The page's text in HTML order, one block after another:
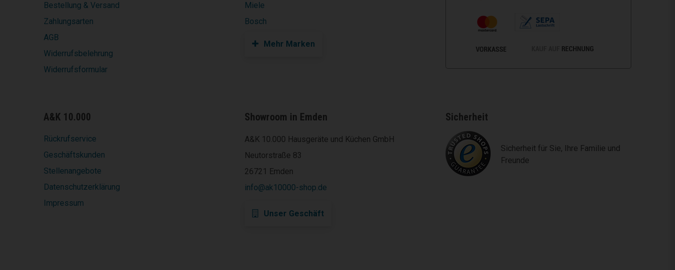
Bestellung & Versand
Zahlungsarten
AGB
Widerrufsbelehrung
Widerrufsformular
Miele
Bosch
Mehr Marken
A&K 10.000
Rückrufservice
Geschäftskunden
Stellenangebote
Datenschutzerklärung
Impressum
Showroom in Emden
A&K 10.000 Hausgeräte und Küchen GmbH
Neutorstraße 83
26721 Emden
info@ak10000-shop.de
Unser Geschäft
Sicherheit
Sicherheit für Sie, Ihre Familie und
Freunde